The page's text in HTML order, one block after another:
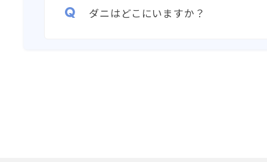
ダニはどこにいますか？